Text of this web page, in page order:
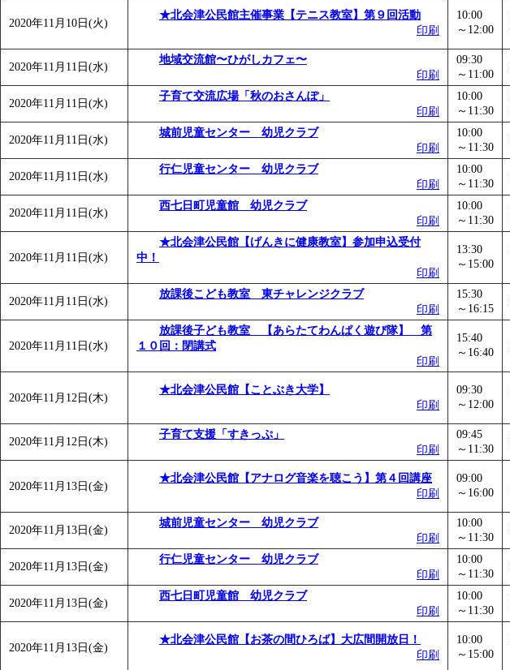
2020年11月10日(火)
★北会津公民館主催事業【テニス教室】第９回活動
印刷
10:00
～12:00
2020年11月11日(水)
地域交流館〜ひがしカフェ〜
印刷
09:30
～11:00
2020年11月11日(水)
子育て交流広場「秋のおさんぽ」
印刷
10:00
～11:30
2020年11月11日(水)
城前児童センター 幼児クラブ
印刷
10:00
～11:30
2020年11月11日(水)
行仁児童センター 幼児クラブ
印刷
10:00
～11:30
2020年11月11日(水)
西七日町児童館 幼児クラブ
印刷
10:00
～11:30
2020年11月11日(水)
★北会津公民館【げんきに健康教室】参加申込受付
中！
印刷
13:30
～15:00
2020年11月11日(水)
放課後こども教室 東チャレンジクラブ
印刷
15:30
～16:15
2020年11月11日(水)
放課後子ども教室 【あらたてわんぱく遊び隊】 第
１０回：閉講式
印刷
15:40
～16:40
2020年11月12日(木)
★北会津公民館【ことぶき大学】
印刷
09:30
～12:00
2020年11月12日(木)
子育て支援「すきっぷ」
印刷
09:45
～11:30
2020年11月13日(金)
★北会津公民館【アナログ音楽を聴こう】第４回講座
印刷
09:00
～16:00
2020年11月13日(金)
城前児童センター 幼児クラブ
印刷
10:00
～11:30
2020年11月13日(金)
行仁児童センター 幼児クラブ
印刷
10:00
～11:30
2020年11月13日(金)
西七日町児童館 幼児クラブ
印刷
10:00
～11:30
2020年11月13日(金)
★北会津公民館【お茶の間ひろば】大広間開放日！
印刷
10:00
～15:00